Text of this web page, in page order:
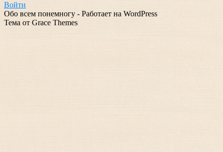
Войти
Обо всем понемногу - Работает на WordPress
Тема от Grace Themes